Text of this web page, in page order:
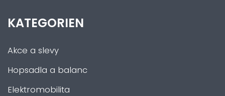
KATEGORIEN
Akce a slevy
Hopsadla a balanc
Elektromobilita